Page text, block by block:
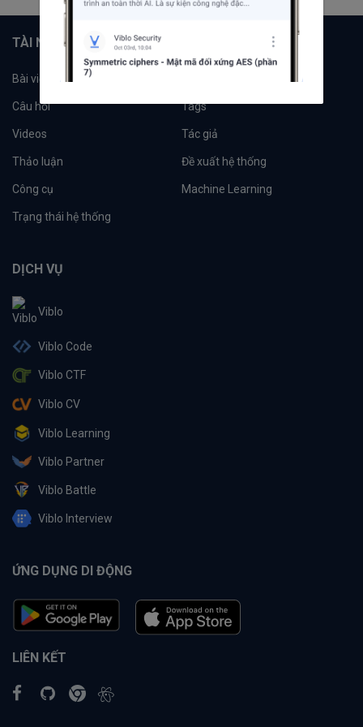
TÀI NGUYÊN
Bài viết
Câu hỏi Tags
Videos Tác giả
Thảo luận Đề xuất hệ thống
Công cụ Machine Learning
Trạng thái hệ thống
DỊCH VỤ
Viblo
Viblo Code
Viblo CTF
Viblo CV
Viblo Learning
Viblo Partner
Viblo Battle
Viblo Interview
ỨNG DỤNG DI ĐỘNG
LIÊN KẾT